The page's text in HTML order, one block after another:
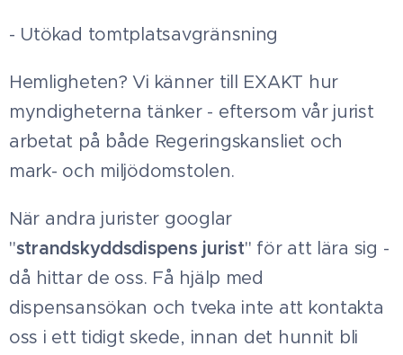
- Utökad tomtplatsavgränsning
Hemligheten? Vi känner till EXAKT hur
myndigheterna tänker - eftersom vår jurist
arbetat på både Regeringskansliet och
mark- och miljödomstolen.
När andra jurister googlar
"strandskyddsdispens jurist" för att lära sig -
då hittar de oss. Få hjälp med
dispensansökan och tveka inte att kontakta
oss i ett tidigt skede, innan det hunnit bli